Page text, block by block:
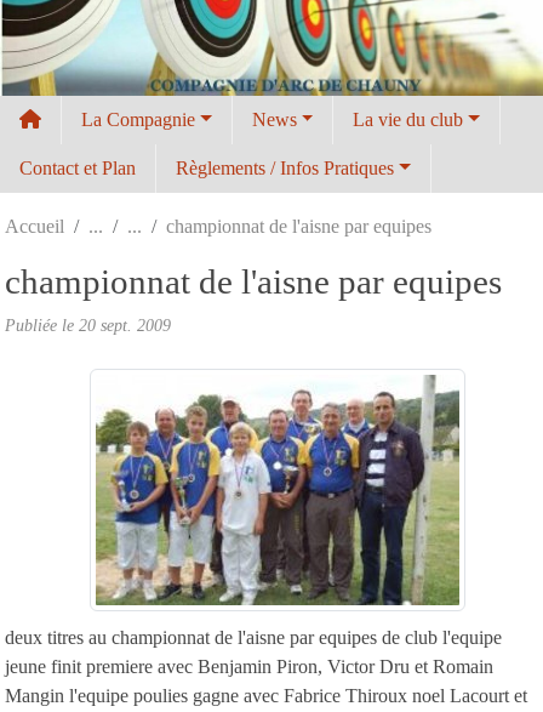
La Compagnie News La vie du club
Contact et Plan Règlements / Infos Pratiques
Accueil championnat de l'aisne par equipes
championnat de l'aisne par equipes
Publiée le 20 sept. 2009
deux titres au championnat de l'aisne par equipes de club l'equipe
jeune finit premiere avec Benjamin Piron, Victor Dru et Romain
Mangin l'equipe poulies gagne avec Fabrice Thiroux noel Lacourt et
Panneau de gestion des cookies